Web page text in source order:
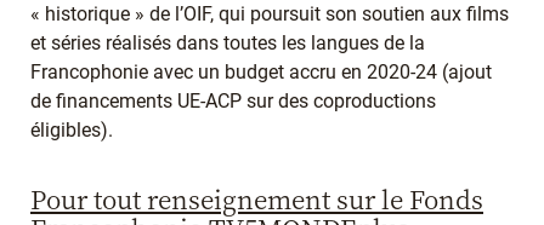
« historique » de l’OIF, qui poursuit son soutien aux films
et séries réalisés dans toutes les langues de la
Francophonie avec un budget accru en 2020-24 (ajout
de financements UE-ACP sur des coproductions
éligibles).
Pour tout renseignement sur le Fonds